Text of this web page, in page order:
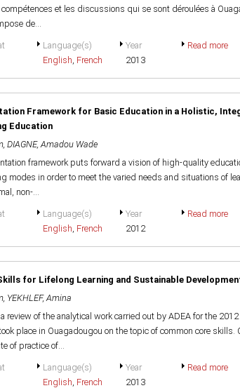
et les discussions qui se sont déroulées à
de...
Language(s)
English, French
Year
2013
Read more
Framework for Basic Education in a Holistic,
Education
, DIAGNE, Amadou Wade
framework puts forward a vision of high-quality
modes in order to meet the varied needs and situations of
non-...
Language(s)
English, French
Year
2012
Read more
for Lifelong Learning and Sustainable
, YEKHLEF, Amina
review of the analytical work carried out by ADEA for the
place in Ouagadougou on the topic of common core skills.
of practice of...
Language(s)
English, French
Year
2013
Read more